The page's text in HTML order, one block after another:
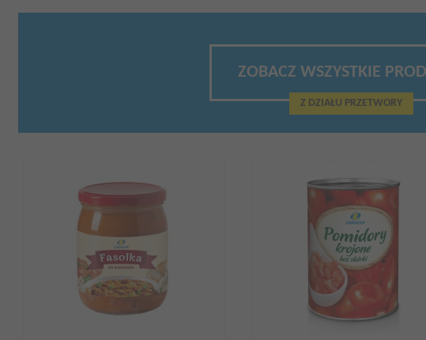
ZOBACZ WSZYSTKIE
Z DZIAŁU PRZETWORY